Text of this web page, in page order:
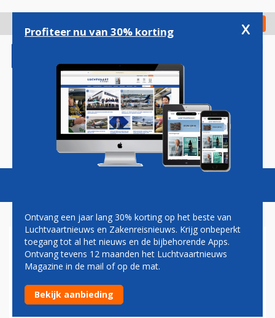
gaan
Check in
Magazine Podcasts Vacatures
JAPAN WIL 100 BOEINGS
KOPEN, MAAR WIE NEEMT ZE
AF?
Profiteer nu van 30% korting x
Ontvang een jaar lang 30% korting op het beste van
Luchtvaartnieuws en Zakenreisnieuws. Krijg onbeperkt
toegang tot al het nieuws en de bijbehorende Apps.
Ontvang tevens 12 maanden het Luchtvaartnieuws
Magazine in de mail of op de mat.
Bekijk aanbieding